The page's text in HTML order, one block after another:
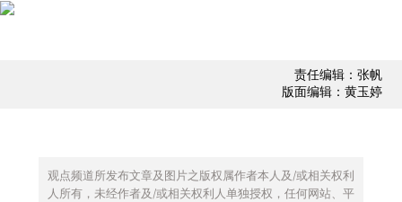
责任编辑：张帆
版面编辑：黄玉婷
观点频道所发布文章及图片之版权属作者本人及/或相关权利
人所有，未经作者及/或相关权利人单独授权，任何网站、平